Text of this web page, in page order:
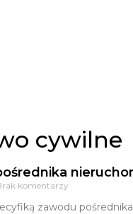
cywilne
komentarzy
zawodu